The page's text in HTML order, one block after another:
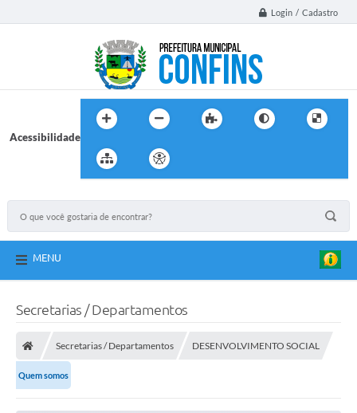
Login / Cadastro
Acessibilidade
MENU
Secretarias / Departamentos
Secretarias / Departamentos DESENVOLVIMENTO SOCIAL
Quem somos